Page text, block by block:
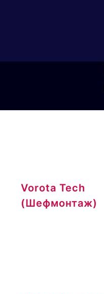
Vorota Tech
(Шефмонтаж)